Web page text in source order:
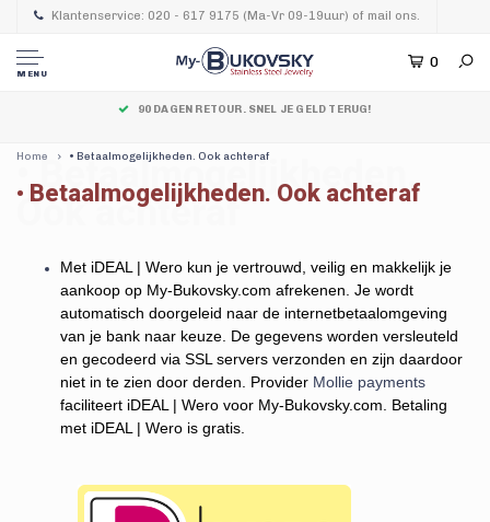
Klantenservice: 020 - 617 9175 (Ma-Vr 09-19uur) of mail ons.
MENU
0
90 DAGEN RETOUR. SNEL JE GELD TERUG!
Home • Betaalmogelijkheden. Ook achteraf
• Betaalmogelijkheden. Ook achteraf
• Betaalmogelijkheden.
Ook achteraf
Met iDEAL | Wero kun je vertrouwd, veilig en makkelijk je
aankoop op My-Bukovsky.com afrekenen. Je wordt
automatisch doorgeleid naar de internetbetaalomgeving
van je bank naar keuze. De gegevens worden versleuteld
en gecodeerd via SSL servers verzonden en zijn daardoor
niet in te zien door derden. Provider Mollie payments
faciliteert iDEAL | Wero voor My-Bukovsky.com. Betaling
met iDEAL | Wero is gratis.
Shop nu, betaal later. Maak kennis met @klarna.nl, onze nieuwe partner,